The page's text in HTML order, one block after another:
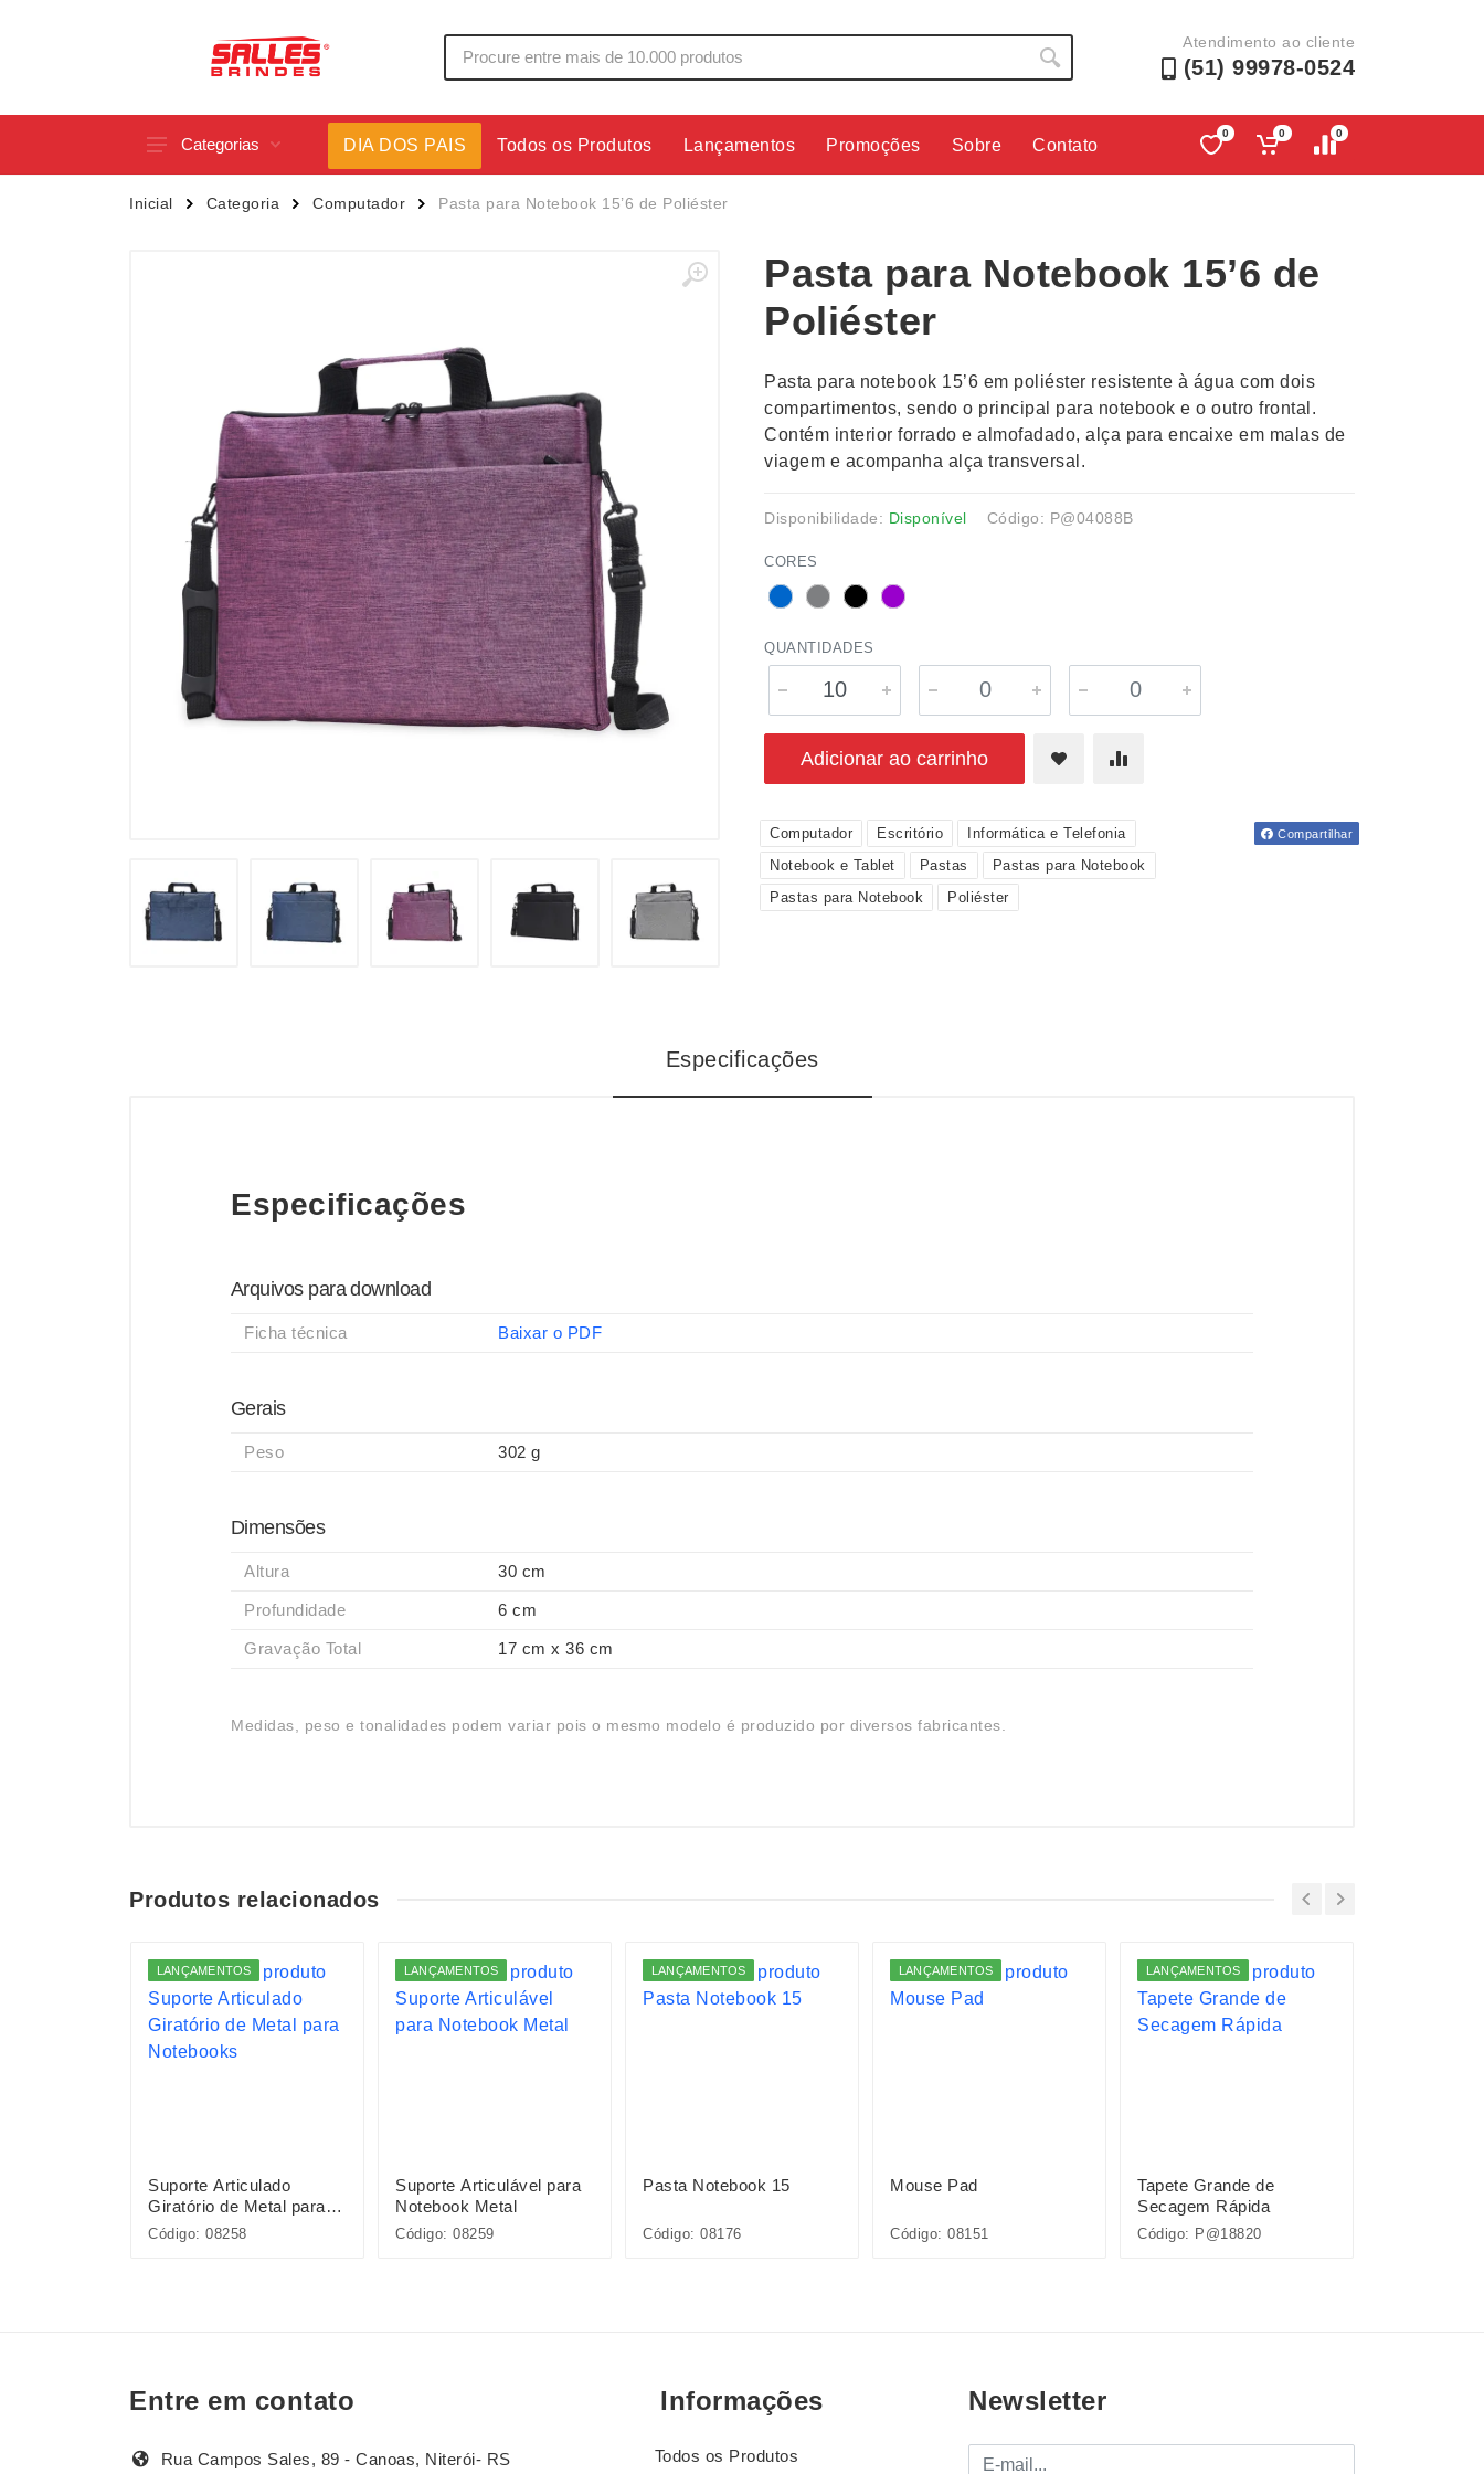
Atendimento ao cliente
(51) 99978-0524
Categorias
Acessórios p/ Celular
Brinquedos
Caixas de Som
Canecas
Chaveiros
Conjuntos Executivos
Cooler
Copos
Cuidados Pessoais
Esporte e Jogos
Fones de Ouvido
Informática e Telefonia
Kit Churrasco
Kit Queijo
Lanternas e Luminárias
Linha Ecológica
Malas Mochilas Bolsas
Microfones
Moda e Estilo
DIA DOS PAIS Todos os Produtos Lançamentos Promoções Sobre Contato
0 0 0
Inicial Categoria Computador Pasta para Notebook 15’6 de Poliéster
Pasta para Notebook 15’6 de
Poliéster
Pasta para notebook 15’6 em poliéster resistente à água com dois
compartimentos, sendo o principal para notebook e o outro frontal.
Contém interior forrado e almofadado, alça para encaixe em malas de
viagem e acompanha alça transversal.
Disponibilidade: Disponível Código: P@04088B
CORES
QUANTIDADES
Adicionar ao carrinho
Computador Escritório
Informática e Telefonia
Notebook e Tablet
Pastas
Pastas para Notebook
Pastas para Notebook
Poliéster
Compartilhar
Especificações
Especificações
Arquivos para download
Ficha técnica Baixar o PDF
Gerais
Peso 302 g
Dimensões
Altura 30 cm
Profundidade 6 cm
Gravação Total 17 cm x 36 cm
Medidas, peso e tonalidades podem variar pois o mesmo modelo é produzido por diversos fabricantes.
Produtos relacionados
LANÇAMENTOS
Suporte Articulado
Giratório de Metal para
Notebooks
Código: 08258
LANÇAMENTOS
Suporte Articulável para
Notebook Metal
Código: 08259
LANÇAMENTOS
Pasta Notebook 15
Código: 08176
LANÇAMENTOS
Mouse Pad
Código: 08151
LANÇAMENTOS
Tapete Grande de
Secagem Rápida
Código: P@18820
Entre em contato
Rua Campos Sales, 89 - Canoas, Niterói- RS
Informações
Todos os Produtos
Newsletter
E-mail